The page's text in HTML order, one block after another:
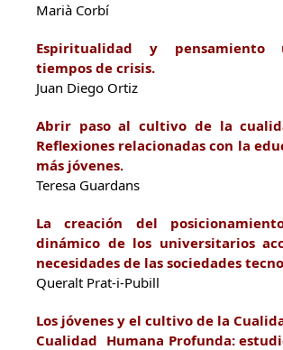
Marià Corbí
Espiritualidad y pensamiento
tiempos de crisis.
Juan Diego Ortiz
Abrir paso al cultivo de la
Reflexiones relacionadas con la
más jóvenes.
Teresa Guardans
La creación del
dinámico de los universitarios
necesidades de las sociedades
Queralt Prat-i-Pubill
Los jóvenes y el cultivo de la
Cualidad Humana Profunda: